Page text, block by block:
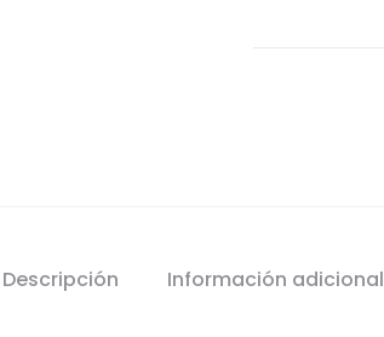
Descripción Información adicional